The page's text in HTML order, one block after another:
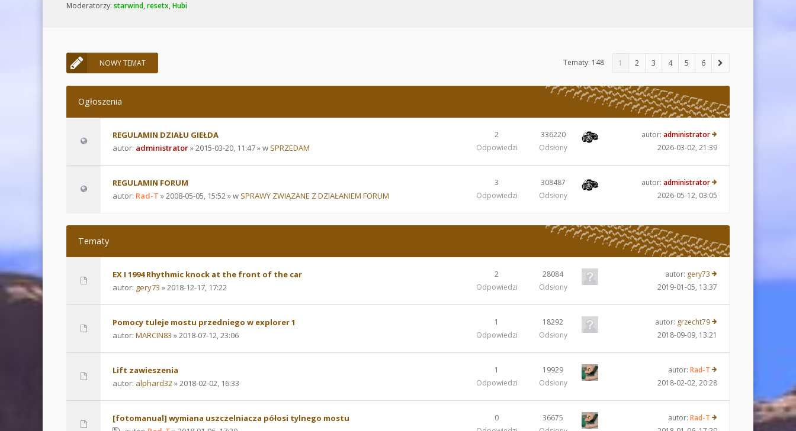
Moderatorzy: starwind, resetx, Hubi
NOWY TEMAT Tematy: 148 1 2 3 4 5 6
Ogłoszenia
REGULAMIN DZIAŁU GIEŁDA
autor: administrator» 2015-03-20, 11:47 » w SPRZEDAM
2
Odpowiedzi
336220
Odsłony
autor: administrator
2026-03-02, 21:39
REGULAMIN FORUM
autor: Rad-T » 2008-05-05, 15:52 » w SPRAWY ZWIĄZANE Z DZIAŁANIEM FORUM
3
Odpowiedzi
308487
Odsłony
autor: administrator
2026-05-12, 03:05
Tematy
EX I 1994 Rhythmic knock at the front of the car
autor: gery73 » 2018-12-17, 17:22
2
Odpowiedzi
28084
Odsłony
autor: gery73
2019-01-05, 13:37
Pomocy tuleje mostu przedniego w explorer 1
autor: MARCIN83 » 2018-07-12, 23:06
1
Odpowiedzi
18292
Odsłony
autor: grzecht79
2018-09-09, 13:21
Lift zawieszenia
autor: alphard32» 2018-02-02, 16:33
1
Odpowiedzi
19929
Odsłony
autor: Rad-T
2018-02-02, 20:28
[fotomanual] wymiana uszczelniacza półosi tylnego mostu
0
36675
autor: Rad-T